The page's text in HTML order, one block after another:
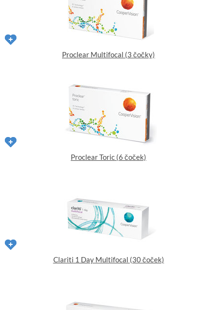
Proclear Multifocal (3 čočky)
Proclear Toric (6 čoček)
Clariti 1 Day Multifocal (30 čoček)